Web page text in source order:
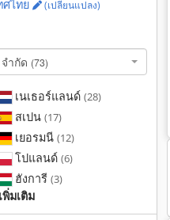
ศไทย
(เปลี่ยนแปลง)
ำกัด (73)
เนเธอร์แลนด์ (28)
สเปน (17)
เยอรมนี (12)
โปแลนด์ (6)
ฮังการี (3)
พิ่มเติมAtlas Copco Qas 100